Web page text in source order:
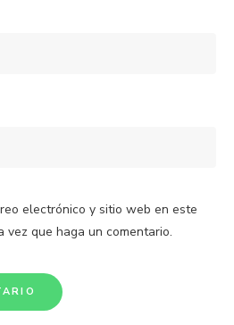
electrónico y sitio web en este
vez que haga un comentario.